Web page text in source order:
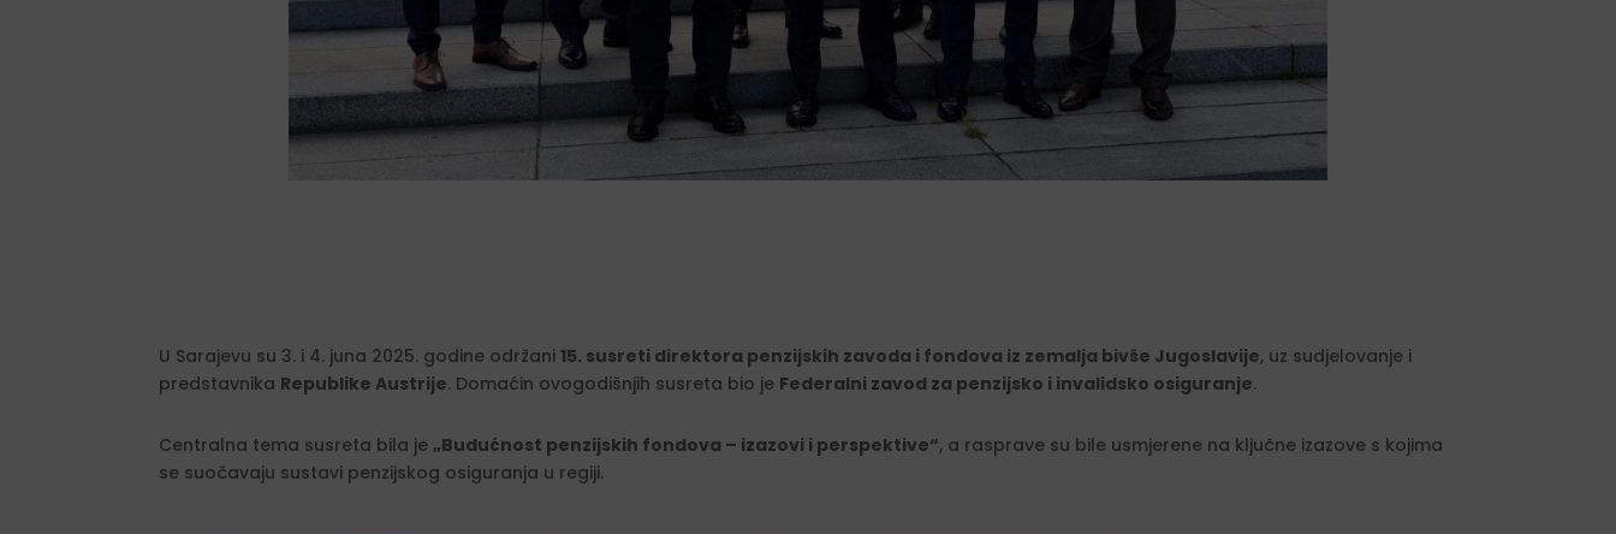
U Sarajevu su 3. i 4. juna 2025. godine održani 15. susreti direktora penzijskih zavoda i fondova iz zemalja bivše Jugoslavije, uz sudjelovanje i
predstavnika Republike Austrije. Domaćin ovogodišnjih susreta bio je Federalni zavod za penzijsko i invalidsko osiguranje.
Centralna tema susreta bila je „Budućnost penzijskih fondova – izazovi i perspektive“, a rasprave su bile usmjerene na ključne izazove s kojima
se suočavaju sustavi penzijskog osiguranja u regiji.